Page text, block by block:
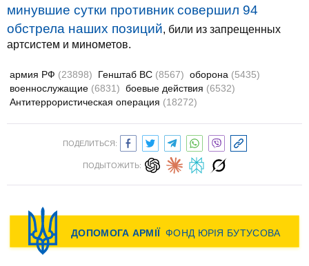
минувшие сутки противник совершил 94
обстрела наших позиций, били из запрещенных
артсистем и минометов.
армия РФ (23898) Генштаб ВС (8567) оборона (5435)
военнослужащие (6831) боевые действия (6532)
Антитеррористическая операция (18272)
ПОДЕЛИТЬСЯ:
ПОДЫТОЖИТЬ: